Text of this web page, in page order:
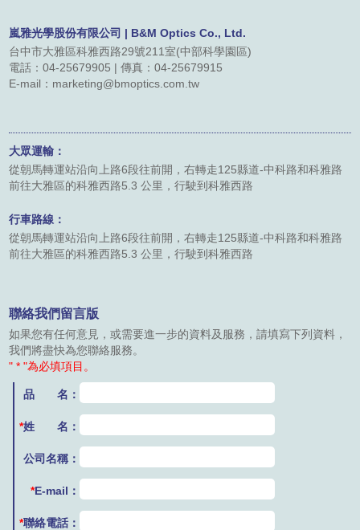
友站連結
型錄下載
嵐雅光學股份有限公司 | B&M Optics Co., Ltd.
台中市大雅區科雅西路29號211室(中部科學園區)
電話：04-25679905 | 傳真：04-25679915
E-mail：marketing@bmoptics.com.tw
大眾運輸：
從朝馬轉運站沿向上路6段往前開，右轉走125縣道-中科路和科雅路
前往大雅區的科雅西路5.3 公里，行駛到科雅西路
行車路線：
從朝馬轉運站沿向上路6段往前開，右轉走125縣道-中科路和科雅路
前往大雅區的科雅西路5.3 公里，行駛到科雅西路
聯絡我們留言版
如果您有任何意見，或需要進一步的資料及服務，請填寫下列資料，
我們將盡快為您聯絡服務。
" * "為必填項目。
品 名：
*姓 名：
公司名稱：
*E-mail：
*聯絡電話：